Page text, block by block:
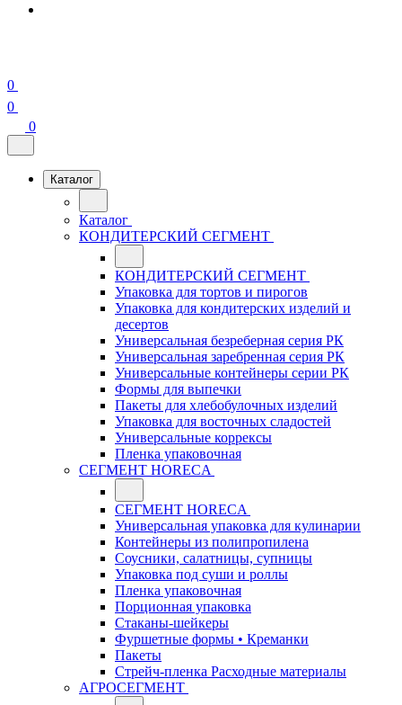
0
0
0
Каталог
Каталог
КОНДИТЕРСКИЙ СЕГМЕНТ
КОНДИТЕРСКИЙ СЕГМЕНТ
Упаковка для тортов и пирогов
Упаковка для кондитерских изделий и
десертов
Универсальная безреберная серия РК
Универсальная заребренная серия РК
Универсальные контейнеры серии РК
Формы для выпечки
Пакеты для хлебобулочных изделий
Упаковка для восточных сладостей
Универсальные коррексы
Пленка упаковочная
СЕГМЕНТ HORECA
СЕГМЕНТ HORECA
Универсальная упаковка для кулинарии
Контейнеры из полипропилена
Соусники, салатницы, супницы
Упаковка под суши и роллы
Пленка упаковочная
Порционная упаковка
Стаканы-шейкеры
Фуршетные формы • Креманки
Пакеты
Стрейч-пленка Расходные материалы
АГРОСЕГМЕНТ